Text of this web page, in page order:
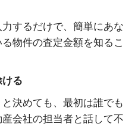
するだけで、簡単にあな
物件の査定金額を知るこ
る
決めても、最初は誰でも
会社の担当者と話して不